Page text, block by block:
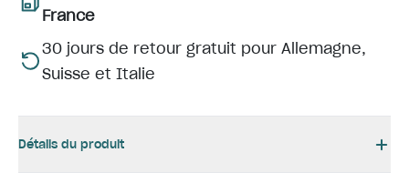
France
30 jours de retour gratuit pour Allemagne,
Suisse et Italie
Détails du produit